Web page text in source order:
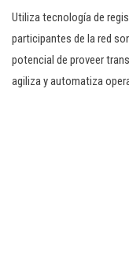
Utiliza tecnología de
participantes de la red
potencial de proveer
agiliza y automatiza